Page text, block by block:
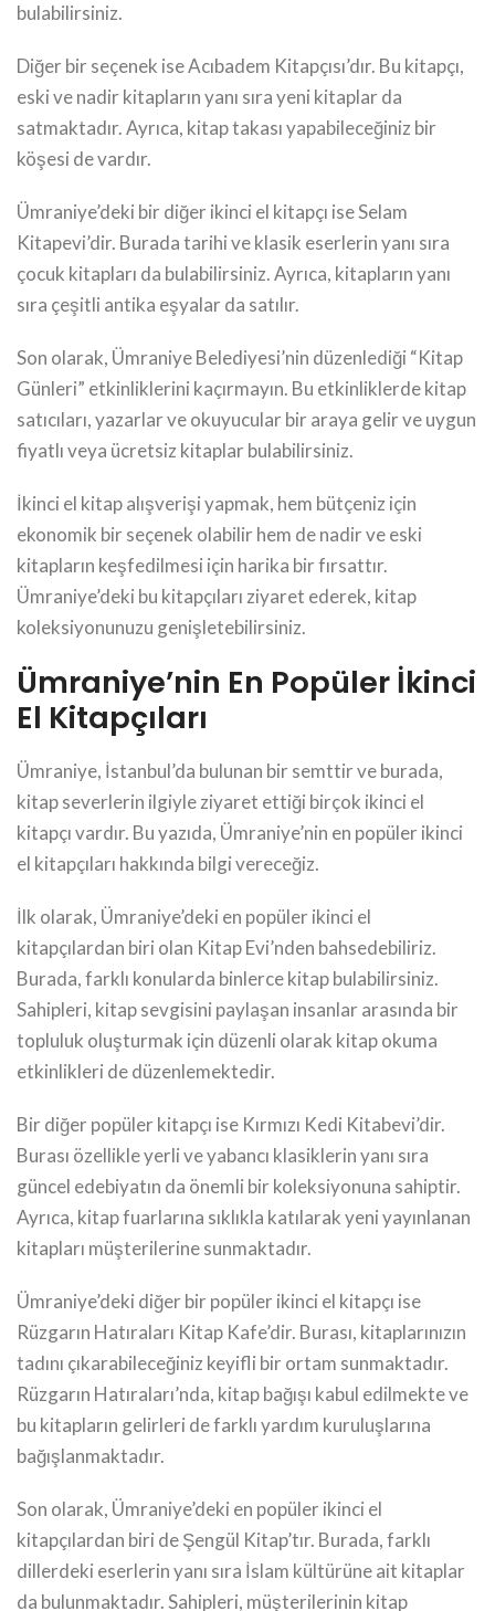
bulabilirsiniz.
Diğer bir seçenek ise Acıbadem Kitapçısı’dır. Bu kitapçı,
eski ve nadir kitapların yanı sıra yeni kitaplar da
satmaktadır. Ayrıca, kitap takası yapabileceğiniz bir
köşesi de vardır.
Ümraniye’deki bir diğer ikinci el kitapçı ise Selam
Kitapevi’dir. Burada tarihi ve klasik eserlerin yanı sıra
çocuk kitapları da bulabilirsiniz. Ayrıca, kitapların yanı
sıra çeşitli antika eşyalar da satılır.
Son olarak, Ümraniye Belediyesi’nin düzenlediği “Kitap
Günleri” etkinliklerini kaçırmayın. Bu etkinliklerde kitap
satıcıları, yazarlar ve okuyucular bir araya gelir ve uygun
fiyatlı veya ücretsiz kitaplar bulabilirsiniz.
İkinci el kitap alışverişi yapmak, hem bütçeniz için
ekonomik bir seçenek olabilir hem de nadir ve eski
kitapların keşfedilmesi için harika bir fırsattır.
Ümraniye’deki bu kitapçıları ziyaret ederek, kitap
koleksiyonunuzu genişletebilirsiniz.
Ümraniye’nin En Popüler İkinci
El Kitapçıları
Ümraniye, İstanbul’da bulunan bir semttir ve burada,
kitap severlerin ilgiyle ziyaret ettiği birçok ikinci el
kitapçı vardır. Bu yazıda, Ümraniye’nin en popüler ikinci
el kitapçıları hakkında bilgi vereceğiz.
İlk olarak, Ümraniye’deki en popüler ikinci el
kitapçılardan biri olan Kitap Evi’nden bahsedebiliriz.
Burada, farklı konularda binlerce kitap bulabilirsiniz.
Sahipleri, kitap sevgisini paylaşan insanlar arasında bir
topluluk oluşturmak için düzenli olarak kitap okuma
etkinlikleri de düzenlemektedir.
Bir diğer popüler kitapçı ise Kırmızı Kedi Kitabevi’dir.
Burası özellikle yerli ve yabancı klasiklerin yanı sıra
güncel edebiyatın da önemli bir koleksiyonuna sahiptir.
Ayrıca, kitap fuarlarına sıklıkla katılarak yeni yayınlanan
kitapları müşterilerine sunmaktadır.
Ümraniye’deki diğer bir popüler ikinci el kitapçı ise
Rüzgarın Hatıraları Kitap Kafe’dir. Burası, kitaplarınızın
tadını çıkarabileceğiniz keyifli bir ortam sunmaktadır.
Rüzgarın Hatıraları’nda, kitap bağışı kabul edilmekte ve
bu kitapların gelirleri de farklı yardım kuruluşlarına
bağışlanmaktadır.
Son olarak, Ümraniye’deki en popüler ikinci el
kitapçılardan biri de Şengül Kitap’tır. Burada, farklı
dillerdeki eserlerin yanı sıra İslam kültürüne ait kitaplar
da bulunmaktadır. Sahipleri, müşterilerinin kitap